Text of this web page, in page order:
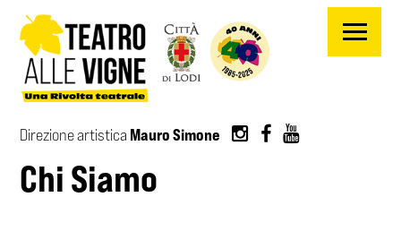
Salta al contenuto principale
Direzione artistica Mauro Simone
Chi Siamo